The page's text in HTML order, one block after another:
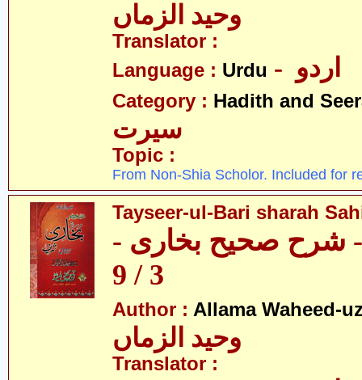
وحید الزماں
Translator :
Language : Urdu
Category : Hadith and
سیرت
Topic :
From Non-Shia Scholor. Included for
Tayseer-ul-Bari sharah
- شرح صحیح بخاری -
3 / 9
Author : Allama Waheed-
وحید الزماں
Translator :